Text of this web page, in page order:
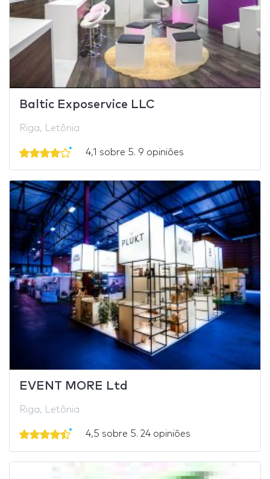
Baltic Exposervice LLC
Riga, Letônia
4,1 sobre 5. 9 opiniões
EVENT MORE Ltd
Riga, Letônia
4,5 sobre 5. 24 opiniões